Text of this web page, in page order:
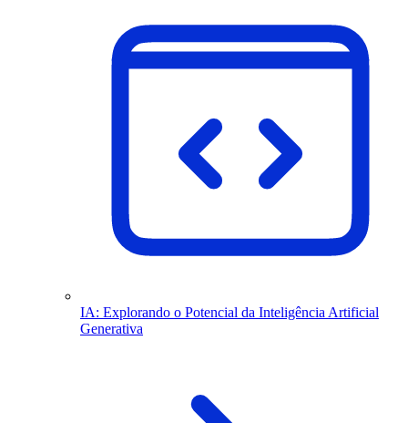
IA: Explorando o Potencial da Inteligência Artificial
Generativa